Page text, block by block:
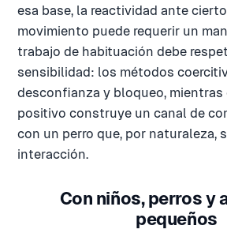
esa base, la reactividad ante
movimiento puede requerir un
trabajo de habituación debe
sensibilidad: los métodos
desconfianza y bloqueo, mientras
positivo construye un canal de
con un perro que, por naturaleza,
interacción.
Con niños, perros y
pequeños